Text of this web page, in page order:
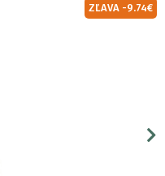
ZĽAVA -9.74€